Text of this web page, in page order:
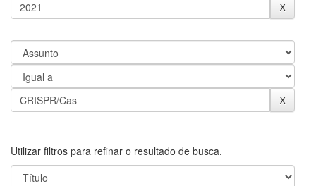
Utilizar filtros para refinar o resultado de busca.